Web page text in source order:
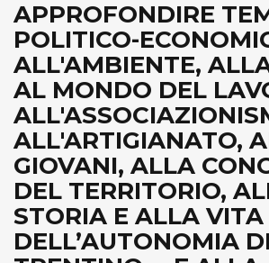
APPROFONDIRE
POLITICO-
ALL'AMBIENTE,
AL MONDO DEL
ALL'ARTIGIANATO,
GIOVANI, ALLA
DEL TERRITORIO,
STORIA E ALLA VITA
DELL’AUTONOMIA